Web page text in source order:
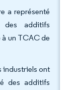
a représenté
additifs
un TCAC de
industriels ont
des additifs